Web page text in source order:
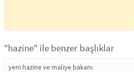
"hazine" ile benzer başlıklar
yeni hazine ve maliye bakanı